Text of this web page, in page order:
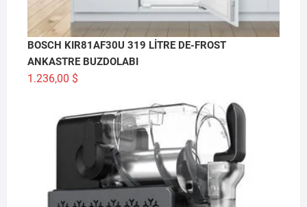
BOSCH KIR81AF30U 319 LİTRE DE-FROST
ANKASTRE BUZDOLABI
1.236,00 $